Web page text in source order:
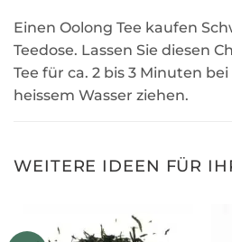
Einen Oolong Tee kaufen
Teedose. Lassen Sie diesen
Tee für ca. 2 bis 3 Minuten
heissem Wasser ziehen.
WEITERE IDEEN FÜR